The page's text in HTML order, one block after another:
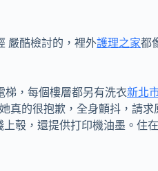
嚴酷檢討的，裡外護理之家都
，每個樓層都另有洗衣新北
的很抱歉，全身顫抖，請求
彀，還提供打印機油墨。住